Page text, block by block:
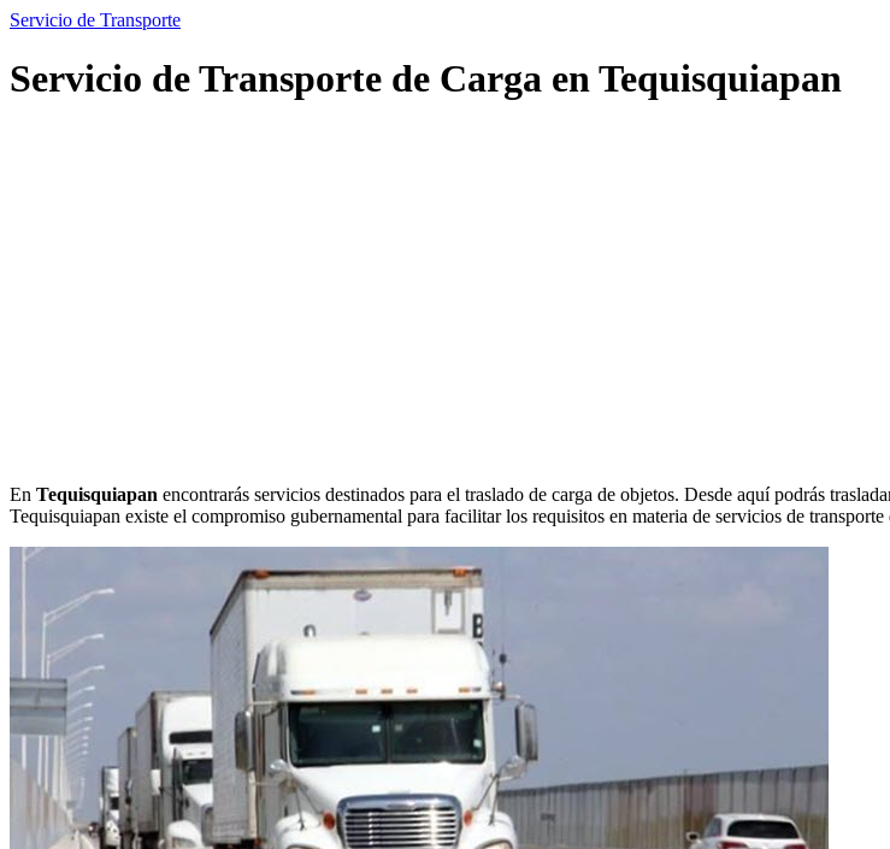
Servicio de Transporte
Servicio de Transporte de Carga en Tequisquiapan
En Tequisquiapan encontrarás servicios destinados para el traslado de carga de objetos. Desde aquí podrás
Tequisquiapan existe el compromiso gubernamental para facilitar los requisitos en materia de servicios de transporte